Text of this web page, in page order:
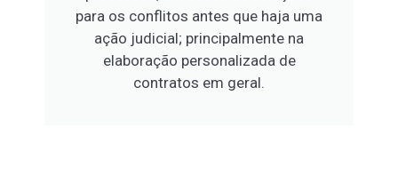
para os conflitos antes que haja uma
ação judicial; principalmente na
elaboração personalizada de
contratos em geral.